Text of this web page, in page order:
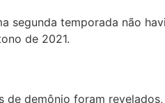
segunda temporada não
de 2021.
de demônio foram